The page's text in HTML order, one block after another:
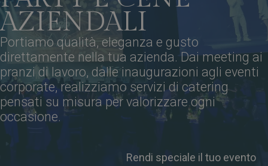
AZIENDALI
Portiamo qualità, eleganza e gusto
direttamente nella tua azienda. Dai meeting ai
pranzi di lavoro, dalle inaugurazioni agli eventi
corporate, realizziamo servizi di catering
pensati su misura per valorizzare ogni
occasione.
Rendi speciale il tuo evento